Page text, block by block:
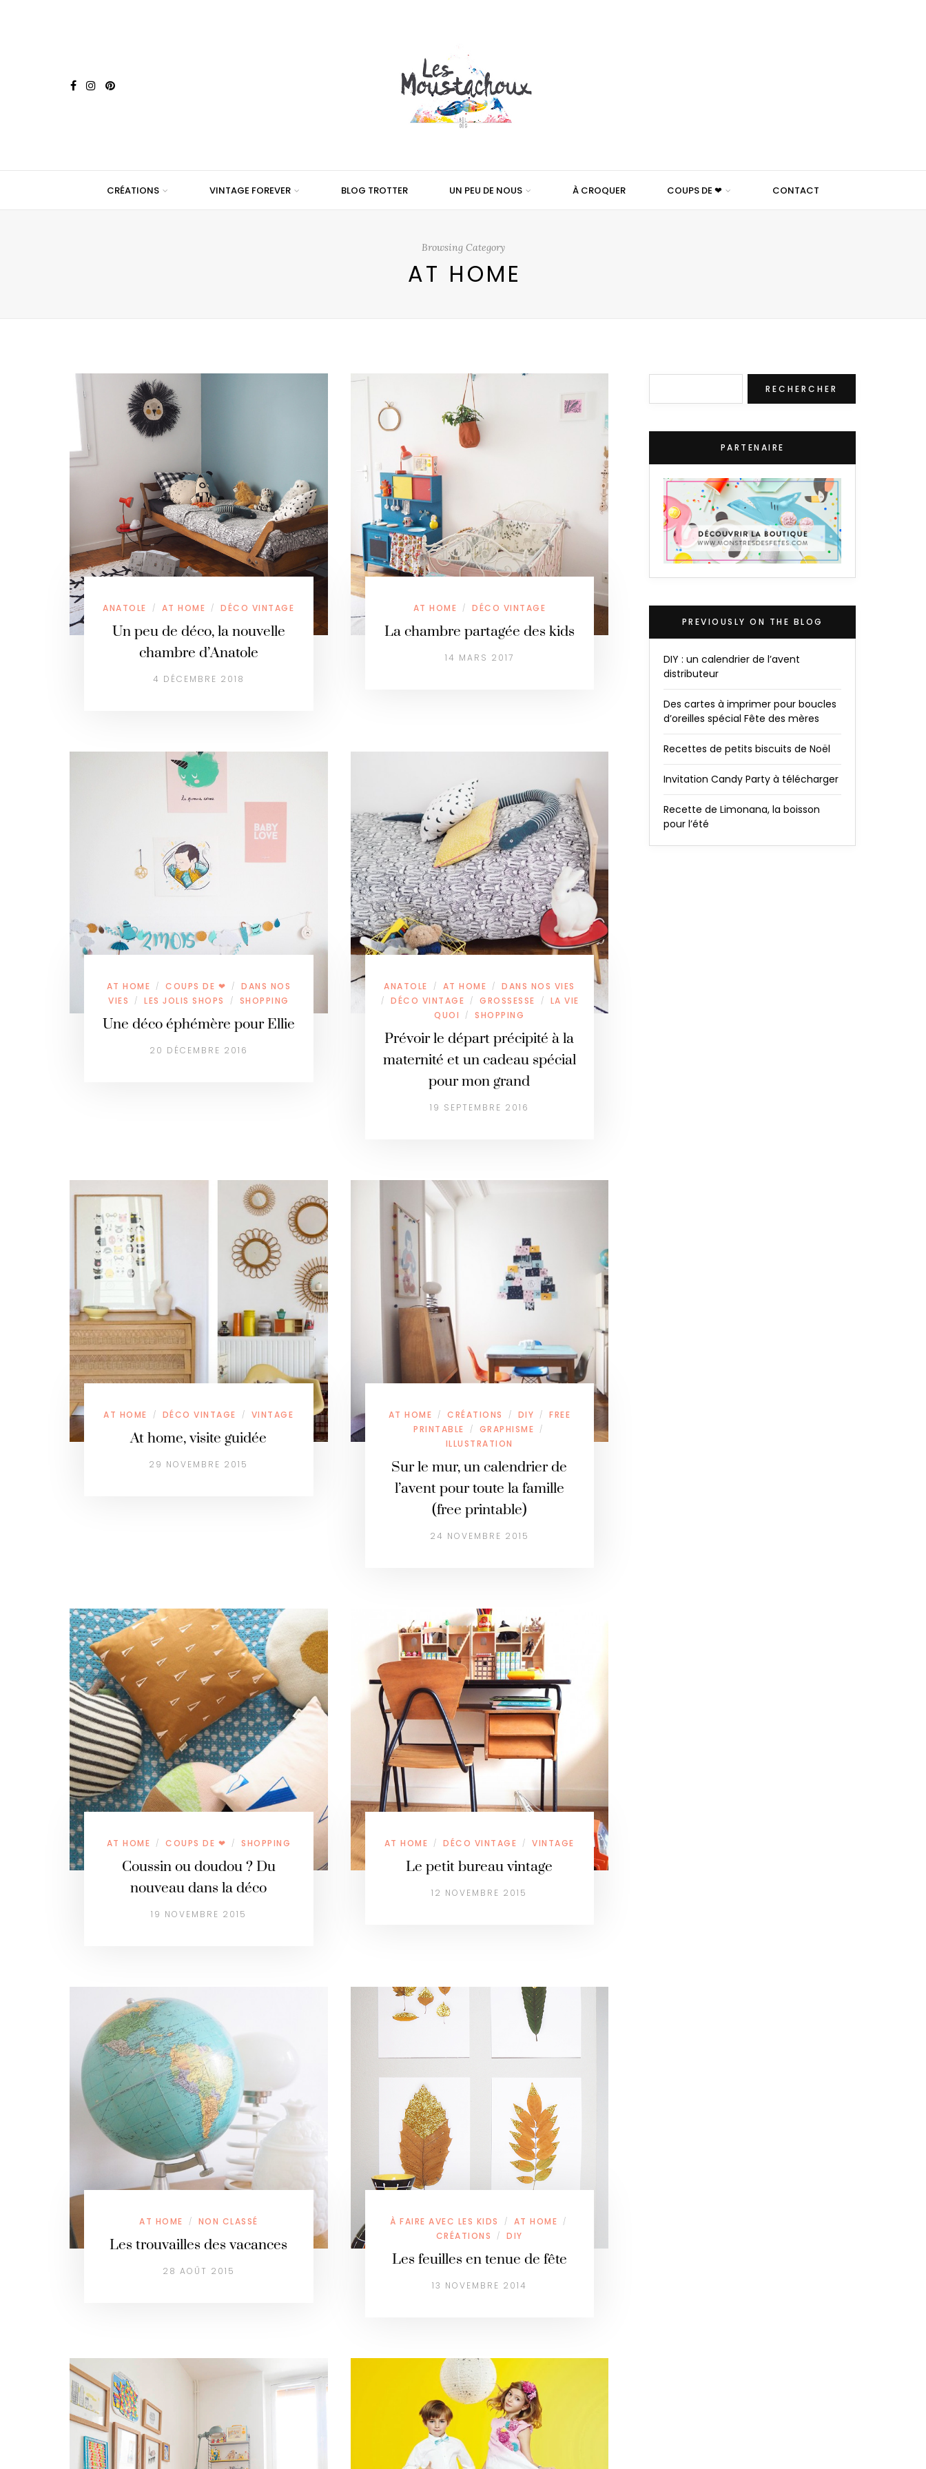
CRÉATIONS VINTAGE FOREVER BLOG TROTTER UN PEU DE NOUS À CROQUER COUPS DE ❤ CONTACT
Browsing Category
AT HOME
ANATOLE / AT HOME / DÉCO VINTAGE
Un peu de déco, la nouvelle
chambre d’Anatole
4 DÉCEMBRE 2018
AT HOME / DÉCO VINTAGE
La chambre partagée des kids
14 MARS 2017
AT HOME / COUPS DE ❤ /
DANS NOS
VIES
/ LES JOLIS SHOPS / SHOPPING
Une déco éphémère pour Ellie
20 DÉCEMBRE 2016
ANATOLE / AT HOME / DANS NOS VIES
/ DÉCO VINTAGE / GROSSESSE /
LA VIE
QUOI
/ SHOPPING
Prévoir le départ précipité à la
maternité et un cadeau spécial
pour mon grand
19 SEPTEMBRE 2016
AT HOME / DÉCO VINTAGE / VINTAGE
At home, visite guidée
29 NOVEMBRE 2015
AT HOME / CRÉATIONS / DIY /
FREE
PRINTABLE
/ GRAPHISME /
ILLUSTRATION
Sur le mur, un calendrier de
l’avent pour toute la famille
(free printable)
24 NOVEMBRE 2015
AT HOME / COUPS DE ❤ / SHOPPING
Coussin ou doudou ? Du
nouveau dans la déco
19 NOVEMBRE 2015
AT HOME / DÉCO VINTAGE / VINTAGE
Le petit bureau vintage
12 NOVEMBRE 2015
AT HOME / NON CLASSÉ
Les trouvailles des vacances
28 AOÛT 2015
À FAIRE AVEC LES KIDS / AT HOME /
CRÉATIONS / DIY
Les feuilles en tenue de fête
13 NOVEMBRE 2014
RECHERCHER
PARTENAIRE
PREVIOUSLY ON THE BLOG
DIY : un calendrier de l’avent
distributeur
Des cartes à imprimer pour boucles
d’oreilles spécial Fête des mères
Recettes de petits biscuits de Noël
Invitation Candy Party à télécharger
Recette de Limonana, la boisson
pour l’été